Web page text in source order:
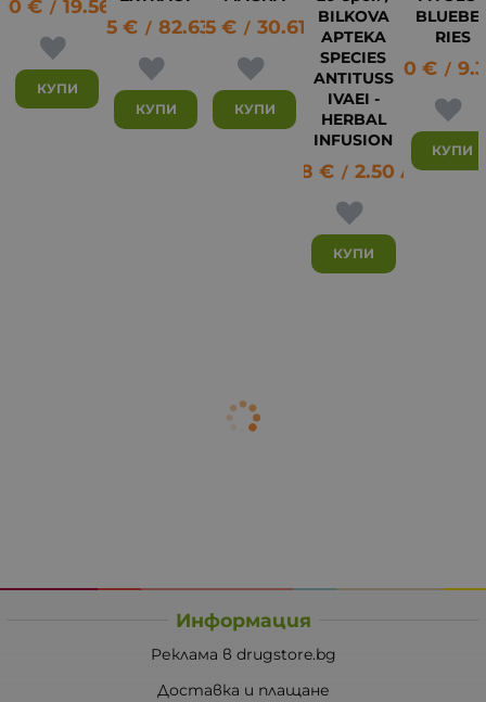
€ / 19.56 лв.
КУПИ
42.25 € / 82.63 лв.
КУПИ
15.65 € / 30.61 лв.
КУПИ
BILKOVA
APTEKA
SPECIES
ANTITUSS
IVAEI -
HERBAL
INFUSION
1.28 € / 2.50 лв.
КУПИ
RIES
4.80 € /
КУПИ
Информация
Реклама в drugstore.bg
Доставка и плащане